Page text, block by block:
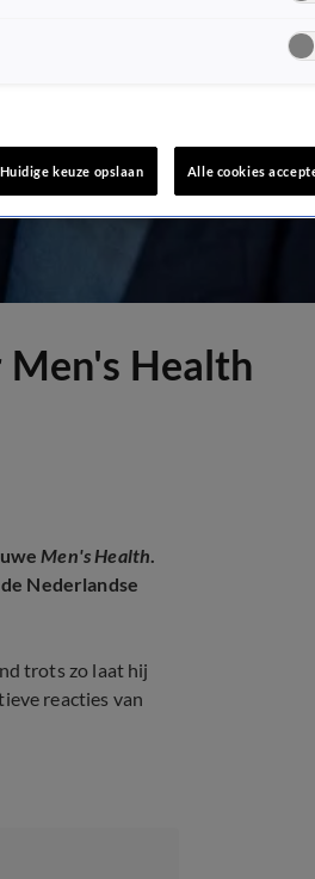
Health
Men's Health.
Nederlandse
trots zo laat hij
reacties van
Huidige keuze opslaan Alle cookies